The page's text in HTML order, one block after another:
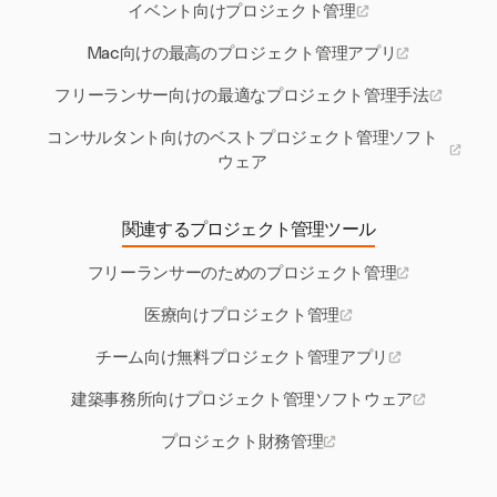
イベント向けプロジェクト管理
Mac向けの最高のプロジェクト管理アプリ
フリーランサー向けの最適なプロジェクト管理手法
コンサルタント向けのベストプロジェクト管理ソフト
ウェア
関連するプロジェクト管理ツール
フリーランサーのためのプロジェクト管理
医療向けプロジェクト管理
チーム向け無料プロジェクト管理アプリ
建築事務所向けプロジェクト管理ソフトウェア
プロジェクト財務管理